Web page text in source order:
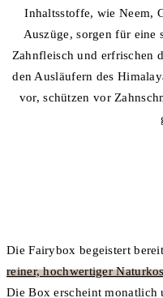
Inhaltsstoffe, wie Neem,
Auszüge, sorgen für eine
Zahnfleisch und erfrischen
den Ausläufern des
vor, schützen vor
Die Fairybox begeistert
reiner, hochwertiger
Die Box erscheint monatlich